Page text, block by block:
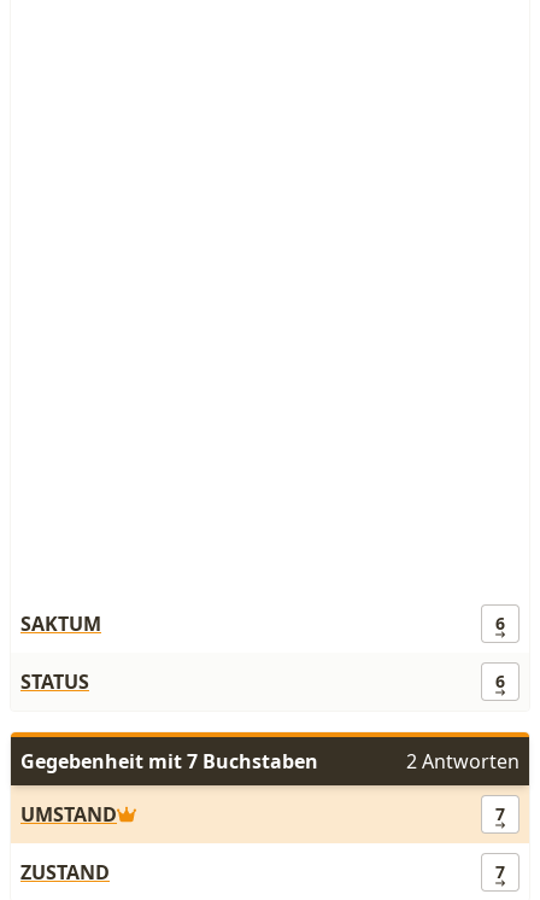
SAKTUM 6
STATUS 6
Gegebenheit mit 7 Buchstaben
2 Antworten
UMSTAND
7
ZUSTAND 7